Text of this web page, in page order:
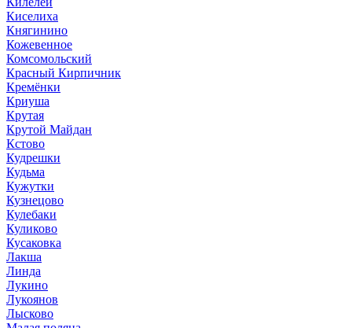
Киселиха
Княгинино
Кожевенное
Комсомольский
Красный Кирпичник
Кремёнки
Криуша
Крутая
Крутой Майдан
Кстово
Кудрешки
Кудьма
Кужутки
Кузнецово
Кулебаки
Куликово
Кусаковка
Лакша
Линда
Лукино
Лукоянов
Лысково